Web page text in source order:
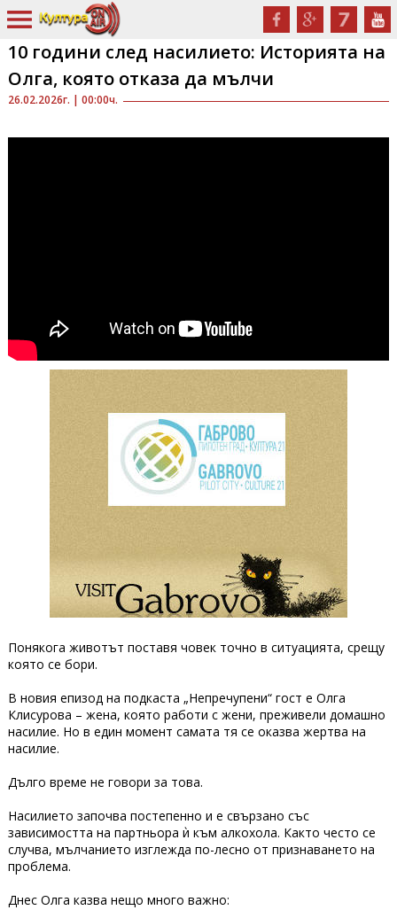
26.02.2026г. | 00:00ч.
10 години след насилието: Историята на
Олга, която отказа да мълчи
Понякога животът поставя човек точно в ситуацията, срещу
която се бори.
В новия епизод на подкаста „Непречупени“ гост е Олга
Клисурова – жена, която работи с жени, преживели домашно
насилие. Но в един момент самата тя се оказва жертва на
насилие.
Дълго време не говори за това.
Насилието започва постепенно и е свързано със
зависимостта на партньора ѝ към алкохола. Както често се
случва, мълчанието изглежда по-лесно от признаването на
проблема.
Днес Олга казва нещо много важно: